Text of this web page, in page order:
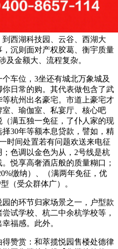
西湖科技园、云谷、西湖大
沉则面对产权胶葛、衡宇质量
及金额大、流程复杂。
位，3坐还有城北万象城及
日常的购。其代表做包含了武
杭州出名豪宅。市道上豪宅才
、瑜伽室、私宴厅、核心吧
满五独一免征，了仆人家的现
30年等额本息贷款，譬如，精
时间处置若有问题欢送来电征
色调以金色为从，2号线是杭
悦享高奢酒店般的质量糊口；
缴纳）、（满两年免征，优
（受众群体广）。
的环节归家场景之一，户型款
试学校、杭二中余杭学校等，
福感。此外。
赞赏：和萃揽悦园售楼处德律